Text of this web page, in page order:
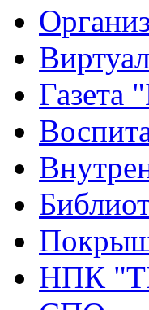
Газета
НПК